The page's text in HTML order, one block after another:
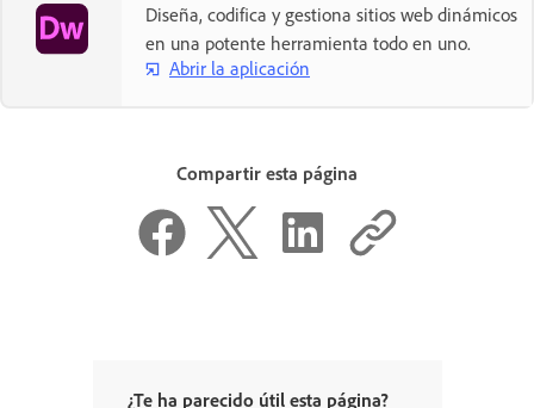
Diseña, codifica y gestiona sitios web dinámicos
en una potente herramienta todo en uno.
Abrir la aplicación
Compartir esta página
¿Te ha parecido útil esta página?